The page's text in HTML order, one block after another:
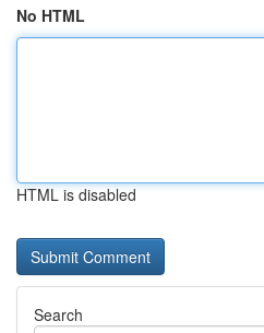
No HTML
HTML is disabled
Search